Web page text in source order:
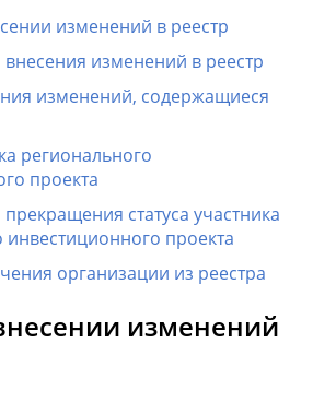
изменений в реестр
изменений в реестр
изменений, содержащиеся
регионального
проекта
статуса участника
инвестиционного проекта
организации из реестра
изменений